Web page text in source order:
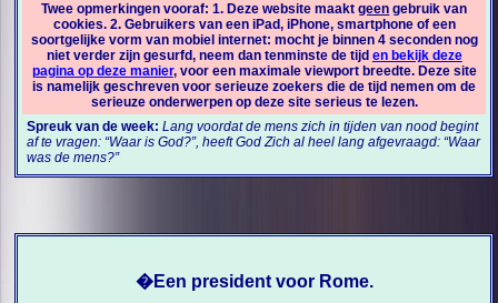
Twee opmerkingen vooraf: 1. Deze website maaktgeen gebruik van
cookies. 2. Gebruikers van een iPad, iPhone, smartphone of een
soortgelijke vorm van mobiel internet: mocht je binnen 4 seconden nog
niet verder zijn gesurfd, neem dan tenminste de tijd en bekijk deze
pagina op deze manier, voor een maximale viewport breedte. Deze site
is namelijk geschreven voor serieuze zoekers die de tijd nemen om de
serieuze onderwerpen op deze site serieus te lezen.
Spreuk van de week: Lang voordat de mens zich in tijden van nood begint
af te vragen: “Waar is God?”, heeft God Zich al heel lang afgevraagd: “Waar
was de mens?”
�Een president voor Rome.